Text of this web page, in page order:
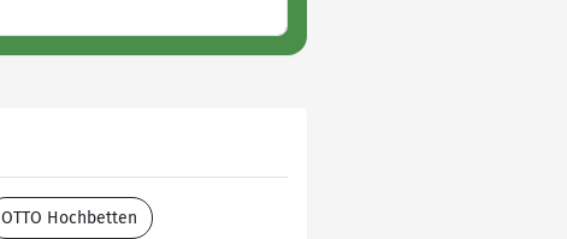
OTTO Hochbetten